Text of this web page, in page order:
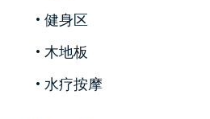
灯、精美的画作、迷人的
健身区
木地板
水疗按摩